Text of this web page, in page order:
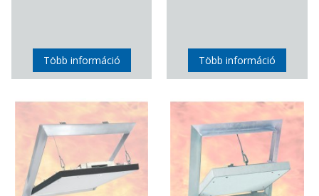
Több információ Több információ